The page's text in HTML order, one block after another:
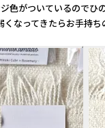
いている
きたらお手